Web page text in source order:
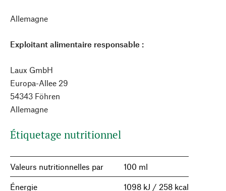
Allemagne
Exploitant alimentaire responsable :
Laux GmbH
Europa-Allee 29
54343 Föhren
Allemagne
Étiquetage nutritionnel
Valeurs nutritionnelles par 100 ml
Énergie 1098 kJ / 258 kcal